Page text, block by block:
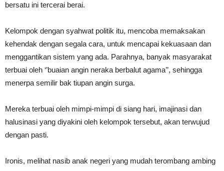
bersatu ini tercerai berai.
Kelompok dengan syahwat politik itu, mencoba memaksakan
kehendak dengan segala cara, untuk mencapai kekuasaan dan
menggantikan sistem yang ada. Parahnya, banyak masyarakat
terbuai oleh ‘’buaian angin neraka berbalut agama’’, sehingga
menerpa semilir bak tiupan angin surga.
Mereka terbuai oleh mimpi-mimpi di siang hari, imajinasi dan
halusinasi yang diyakini oleh kelompok tersebut, akan terwujud
dengan pasti.
Ironis, melihat nasib anak negeri yang mudah terombang ambing